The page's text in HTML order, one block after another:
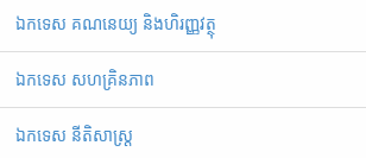
ឯកទេស គណនេយ្យ និងហិរញ្ញវត្ថុ
ឯកទេស សហគ្រិនភាព
ឯកទេស នីតិសាស្ត្រ